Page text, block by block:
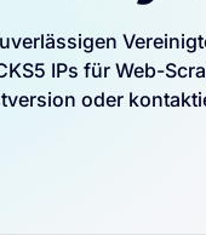
IPs für Web-
oder